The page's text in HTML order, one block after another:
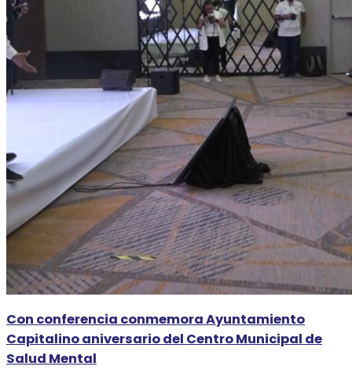
Con conferencia conmemora Ayuntamiento
Capitalino aniversario del Centro Municipal de
Salud Mental